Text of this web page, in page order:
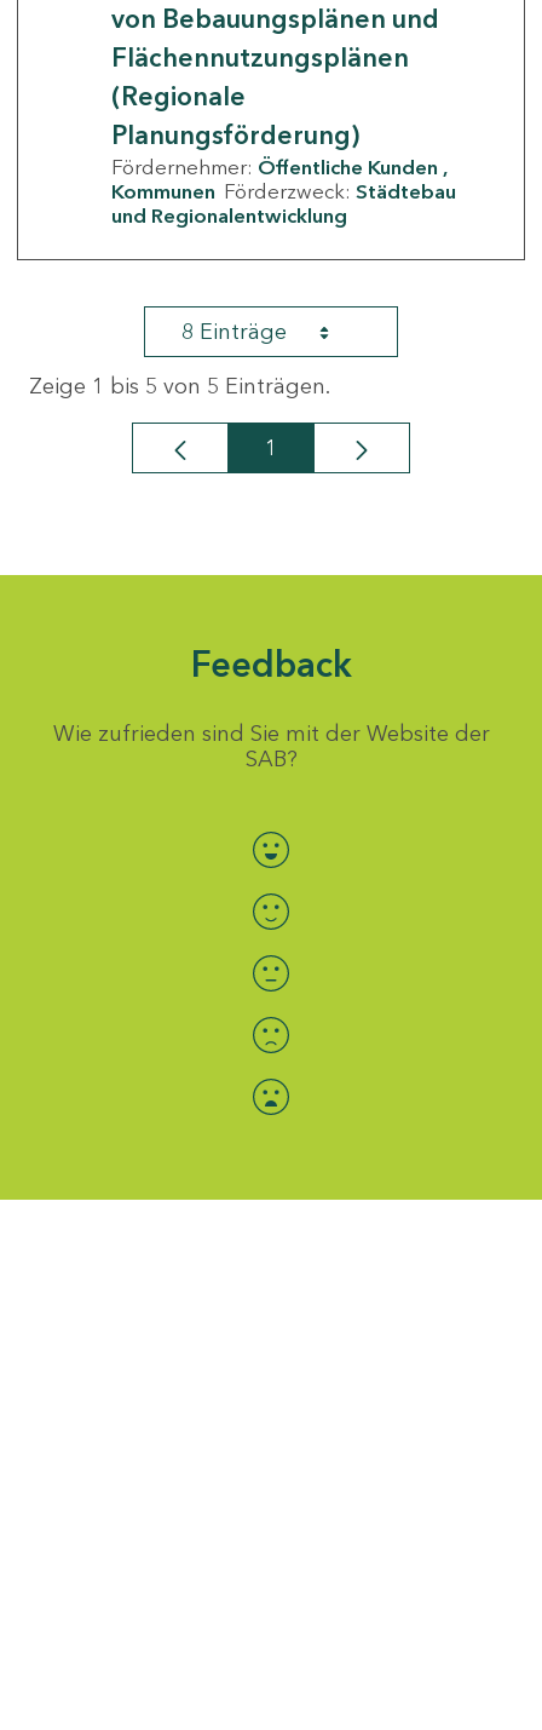
von Bebauungsplänen und
Flächennutzungsplänen
(Regionale
Planungsförderung)
Fördernehmer: Öffentliche Kunden
Kommunen Förderzweck: Städtebau
und Regionalentwicklung
8 Einträge
Zeige 1 bis 5 von 5 Einträgen.
Seite
1
Feedback
Wie zufrieden sind Sie mit der Website der
SAB?
Bewertung auswählen